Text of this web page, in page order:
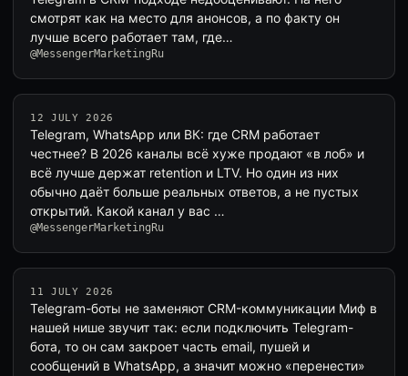
смотрят как на место для анонсов, а по факту он
лучше всего работает там, где…
@MessengerMarketingRu
12 JULY 2026
Telegram, WhatsApp или ВК: где CRM работает
честнее? В 2026 каналы всё хуже продают «в лоб» и
всё лучше держат retention и LTV. Но один из них
обычно даёт больше реальных ответов, а не пустых
открытий. Какой канал у вас …
@MessengerMarketingRu
11 JULY 2026
Telegram-боты не заменяют CRM-коммуникации Миф в
нашей нише звучит так: если подключить Telegram-
бота, то он сам закроет часть email, пушей и
сообщений в WhatsApp, а значит можно «перенести»